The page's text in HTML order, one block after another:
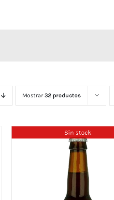
Mostrar32 productos
Sin stock